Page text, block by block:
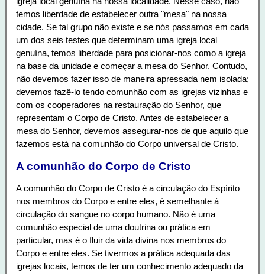
temos liberdade de estabelecer outra "mesa" na nossa
cidade. Se tal grupo não existe e se nós passamos em cada
um dos seis testes que determinam uma igreja local
genuína, temos liberdade para posicionar-nos como a igreja
na base da unidade e começar a mesa do Senhor. Contudo,
não devemos fazer isso de maneira apressada nem isolada;
devemos fazê-lo tendo comunhão com as igrejas vizinhas e
com os cooperadores na restauração do Senhor, que
representam o Corpo de Cristo. Antes de estabelecer a
mesa do Senhor, devemos assegurar-nos de que aquilo que
fazemos está na comunhão do Corpo universal de Cristo.
A comunhão do Corpo de Cristo
A comunhão do Corpo de Cristo é a circulação do Espírito
nos membros do Corpo e entre eles, é semelhante à
circulação do sangue no corpo humano. Não é uma
comunhão especial de uma doutrina ou prática em
particular, mas é o fluir da vida divina nos membros do
Corpo e entre eles. Se tivermos a prática adequada das
igrejas locais, temos de ter um conhecimento adequado da